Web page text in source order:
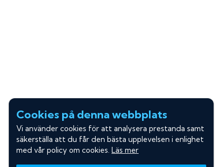
Cookies på denna webbplats
Vi använder cookies för att analysera prestanda samt
säkerställa att du får den bästa upplevelsen i enlighet
med vår policy om cookies. Läs mer